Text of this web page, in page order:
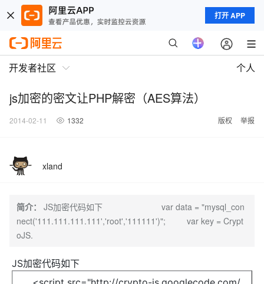
打开 APP
开发者社区 个人
js加密的密文让PHP解密（AES算法）
2014-02-11 1332 版权 举报
xland
简介：
JS加密代码如下 var data = "mysql_con
nect('111.111.111.111','root','111111')"; var key = Crypt
oJS.
JS加密代码如下